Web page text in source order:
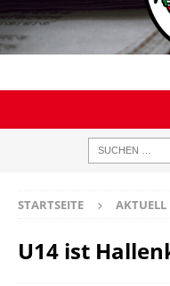
STARTSEITE AKTUELL
U14 ist